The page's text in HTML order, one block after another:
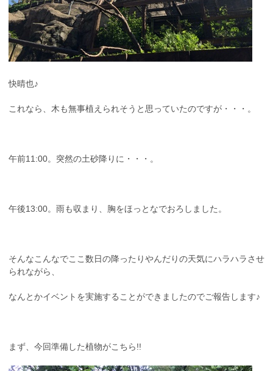
快晴也♪
これなら、木も無事植えられそうと思っていたのですが・・・。
午前11:00。突然の土砂降りに・・・。
午後13:00。雨も収まり、胸をほっとなでおろしました。
そんなこんなでここ数日の降ったりやんだりの天気にハラハラさせ
られながら、
なんとかイベントを実施することができましたのでご報告します♪
まず、今回準備した植物がこちら!!